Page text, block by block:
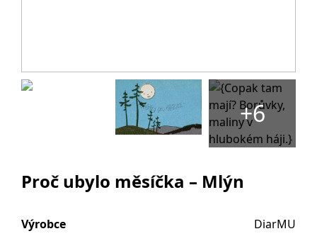
+6
Proč ubylo měsíčka – Mlýn
Výrobce
DiarMU